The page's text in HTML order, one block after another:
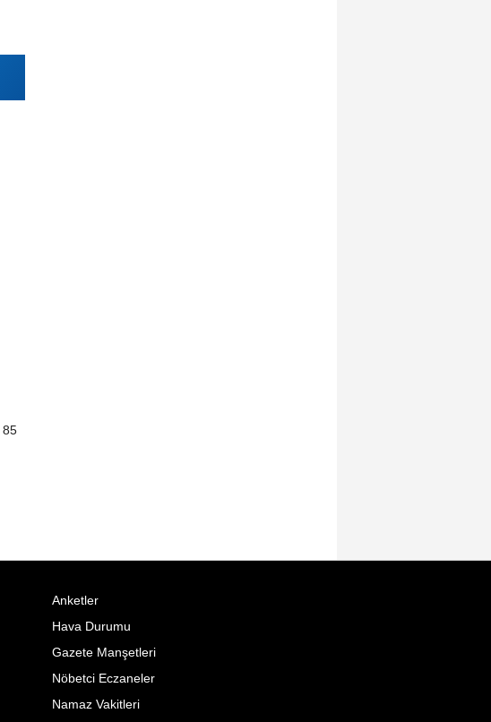
Anketler
Hava Durumu
Gazete Manşetleri
Nöbetci Eczaneler
Namaz Vakitleri